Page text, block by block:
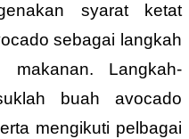
syarat ketat
sebagai langkah
makanan. Langkah-
buah avocado
mengikuti pelbagai